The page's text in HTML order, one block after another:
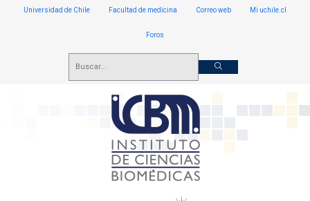
Universidad de Chile Facultad de medicina Correo web Mi uchile.cl
Foros